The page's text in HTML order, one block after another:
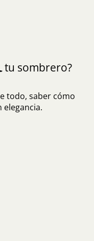
tu sombrero?
todo, saber cómo